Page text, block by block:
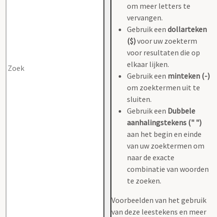
om meer letters te
vervangen.
Gebruik een dollarteken
($)voor uw zoekterm
voor resultaten die op
elkaar lijken.
Gebruik een minteken (-)
om zoektermen uit te
sluiten.
Gebruik een Dubbele
aanhalingstekens (" ")
aan het begin en einde
van uw zoektermen om
naar de exacte
combinatie van woorden
te zoeken.
Voorbeelden van het gebruik
van deze leestekens en meer